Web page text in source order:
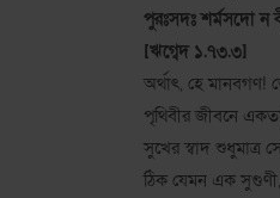
পুরঃসদঃ শর্মসদো ন
[ঋগ্বেদ ১.৭৩.৩]
অর্থাৎ, হে মানবগণ!
পৃথিবীর জীবনে
সুখের স্বাদ শুধুমাত্র
ঠিক যেমন এক সুগুণী,